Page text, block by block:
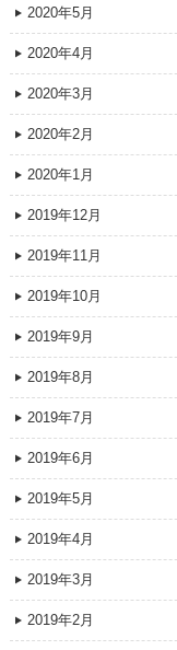
2020年5月
2020年4月
2020年3月
2020年2月
2020年1月
2019年12月
2019年11月
2019年10月
2019年9月
2019年8月
2019年7月
2019年6月
2019年5月
2019年4月
2019年3月
2019年2月